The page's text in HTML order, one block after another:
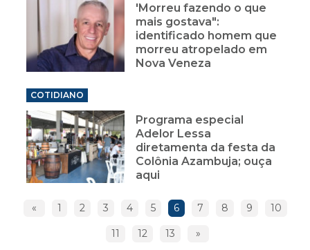
'Morreu fazendo o que
mais gostava":
identificado homem que
morreu atropelado em
Nova Veneza
COTIDIANO
Programa especial
Adelor Lessa
diretamenta da festa da
Colônia Azambuja; ouça
aqui
« 1 2 3 4 5 6 7 8 9 10
11 12 13 »